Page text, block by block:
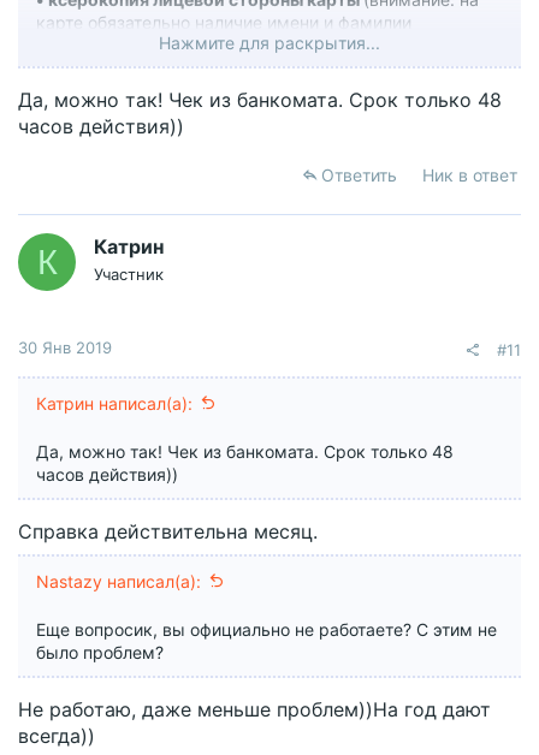
карте обязательно наличие имени и фамилии
+ чек из банкомата(внимание: чек из
банкомата действителен в течение 3 дней на дату
подачи документов);
Вот он наверное самый просто, и никакие даты точно
не указаны) У меня есть карта Тинькоф уже около
пополнить на выходных, чтобы точно не арестовали,
Италия)
Нажмите для раскрытия...
Да, можно так! Чек из банкомата. Срок только 48
часов действия))
Ответить Ник в ответ
К Катрин
Участник
30 Янв 2019 #11
Катрин написал(а):
Да, можно так! Чек из банкомата. Срок только 48
часов действия))
Справка действительна месяц.
Nastazy написал(а):
Еще вопросик, вы официально не работаете? С этим не
было проблем?
Не работаю, даже меньше проблем))На год дают
всегда))